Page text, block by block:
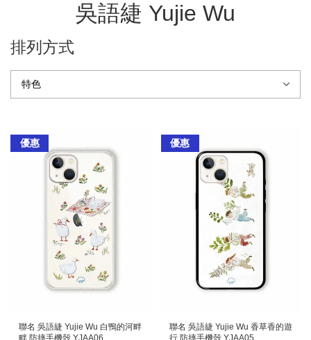
吳語緁 Yujie Wu
排列方式
優惠
聯名 吳語緁 Yujie Wu 白鴨的河畔
畔 防摔手機殼 YJAA06
優惠
聯名 吳語緁 Yujie Wu 香草香的遊
行 防摔手機殼 YJAA05